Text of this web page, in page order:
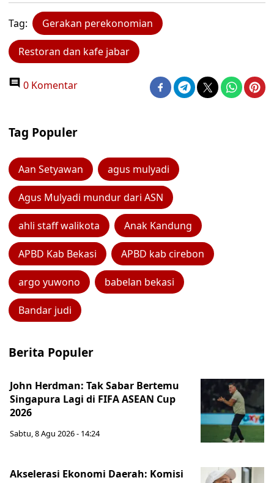
Tag: Gerakan perekonomian
Restoran dan kafe jabar
0 Komentar
Tag Populer
Aan Setyawan agus mulyadi
Agus Mulyadi mundur dari ASN
ahli staff walikota Anak Kandung
APBD Kab Bekasi APBD kab cirebon
argo yuwono babelan bekasi
Bandar judi
Berita Populer
John Herdman: Tak Sabar Bertemu
Singapura Lagi di FIFA ASEAN Cup
2026
Sabtu, 8 Agu 2026 - 14:24
Akselerasi Ekonomi Daerah: Komisi